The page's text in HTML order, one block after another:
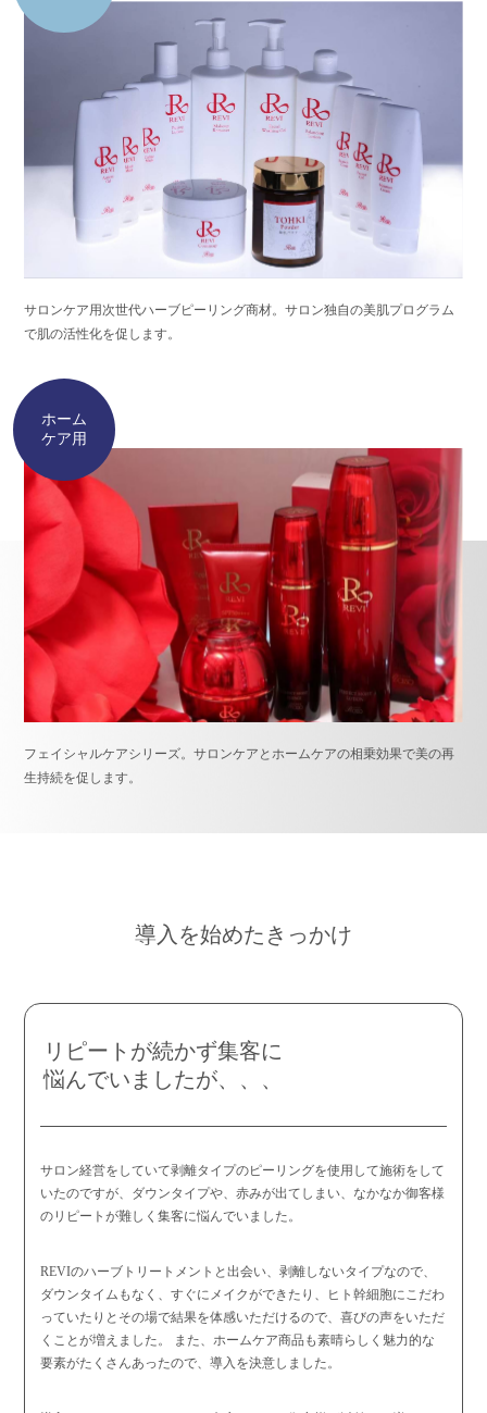
サロンケア用次世代ハーブピーリング商材。サロン独自の美肌プログラム
で肌の活性化を促します。
ホーム
ケア用
フェイシャルケアシリーズ。サロンケアとホームケアの相乗効果で美の再
生持続を促します。
導入を始めたきっかけ
リピートが続かず集客に
悩んでいましたが、、、
サロン経営をしていて剥離タイプのピーリングを使用して施術をして
いたのですが、ダウンタイプや、赤みが出てしまい、なかなか御客様
のリピートが難しく集客に悩んでいました。
REVIのハーブトリートメントと出会い、剥離しないタイプなので、
ダウンタイムもなく、すぐにメイクができたり、ヒト幹細胞にこだわ
っていたりとその場で結果を体感いただけるので、喜びの声をいただ
くことが増えました。 また、ホームケア商品も素晴らしく魅力的な
要素がたくさんあったので、導入を決意しました。